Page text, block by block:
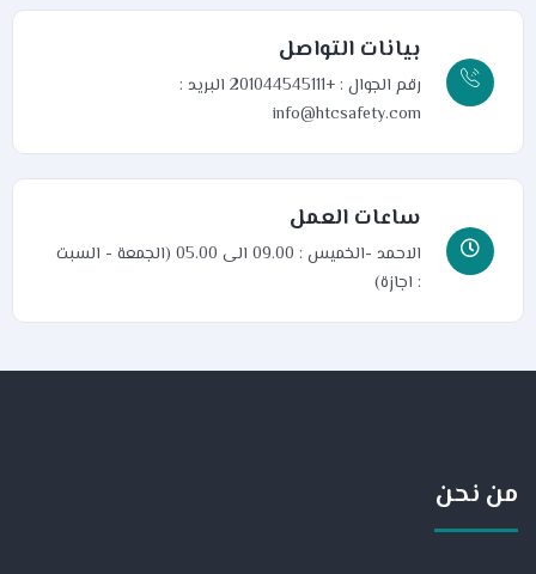
بيانات التواصل
رقم الجوال : +201044545111
البريد :
info@htcsafety.com
ساعات العمل
الاحمد -الخميس : 09.00 الى 05.00 (الجمعة - السبت
: اجازة)
من نحن